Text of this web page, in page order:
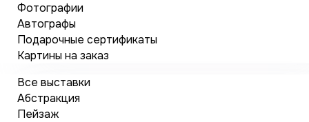
Фотографии
Автографы
Подарочные сертификаты
Картины на заказ
Все выставки
Абстракция
Пейзаж